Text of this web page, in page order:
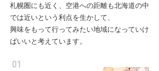
札幌圏にも近く、空港への距離も北海道の中
では近いという利点を生かして、
興味をもって行ってみたい地域になっていけ
ばいいと考えています。
01